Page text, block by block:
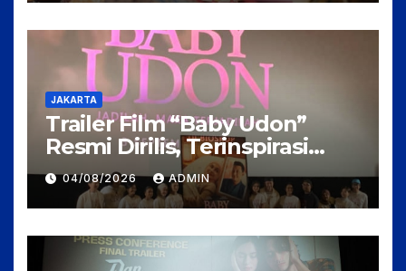
JAKARTA
Trailer Film “Baby Udon”
Resmi Dirilis, Terinspirasi
Kisah Nyata Perjuangan
Fanny Kondoh
04/08/2026 ADMIN